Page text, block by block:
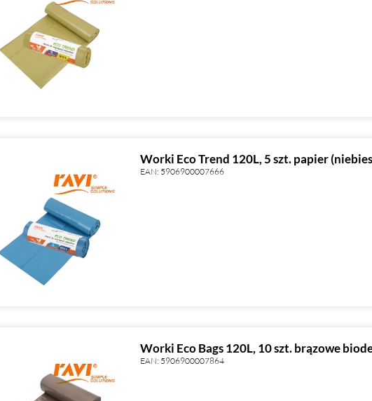
Worki Eco Trend 120L, 5 szt. papier
EAN: 5906900007666
Worki Eco Bags 120L, 10 szt. brązowe
EAN: 5906900007864